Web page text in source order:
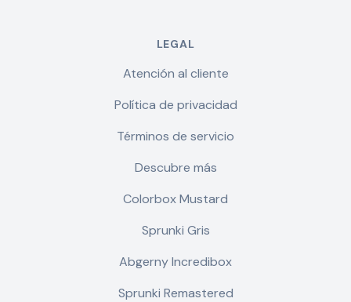
LEGAL
Atención al cliente
Política de privacidad
Términos de servicio
Descubre más
Colorbox Mustard
Sprunki Gris
Abgerny Incredibox
Sprunki Remastered